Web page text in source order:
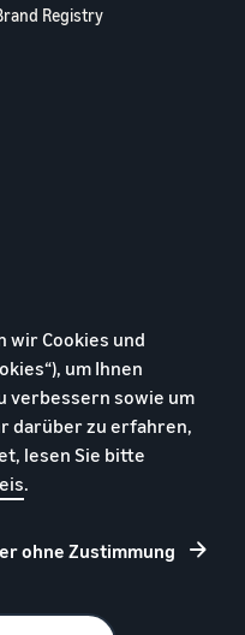
Registry
wir Cookies und
um Ihnen
verbessern sowie um
darüber zu erfahren,
lesen Sie bitte
.
ohne Zustimmung